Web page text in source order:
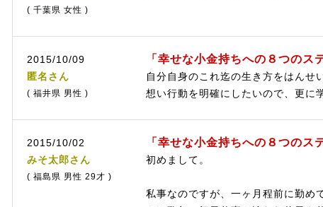
( 千葉県 女性 )
2015/10/09
匿名さん
( 福井県 男性 )
「幸せな小金持ちへの８つのス
自分自身のこれ迄の生き方をはんせ
想い行動を明確にしたいので、更に
2015/10/02
みそ太郎さん
( 福島県 男性 29才 )
「幸せな小金持ちへの８つのス
初めまして。
私事なのですが、一ヶ月程前に勤め